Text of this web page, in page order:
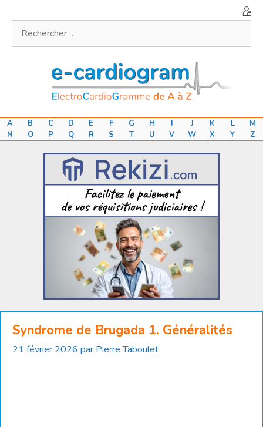
contenu
A B C D E F G H I J K L
M
N
O P Q R S T U V W X Y Z
Syndrome de Brugada 1. Généralités
21 février 2026 par Pierre Taboulet